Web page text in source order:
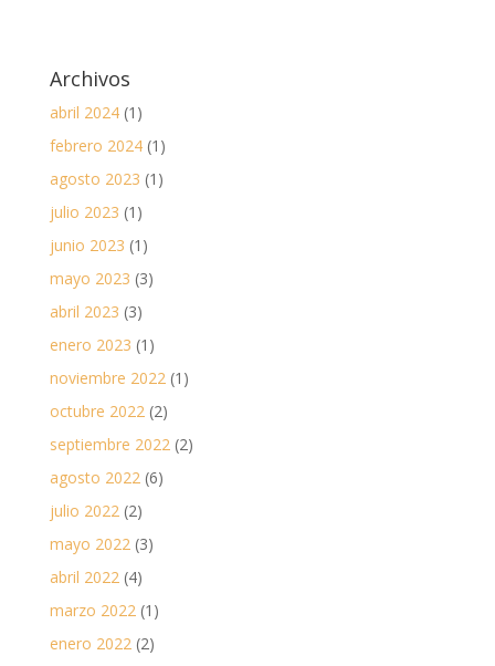
Archivos
abril 2024(1)
febrero 2024(1)
agosto 2023 (1)
julio 2023 (1)
junio 2023 (1)
mayo 2023 (3)
abril 2023 (3)
enero 2023 (1)
noviembre 2022(1)
octubre 2022(2)
septiembre 2022(2)
agosto 2022(6)
julio 2022(2)
mayo 2022(3)
abril 2022(4)
marzo 2022(1)
enero 2022(2)